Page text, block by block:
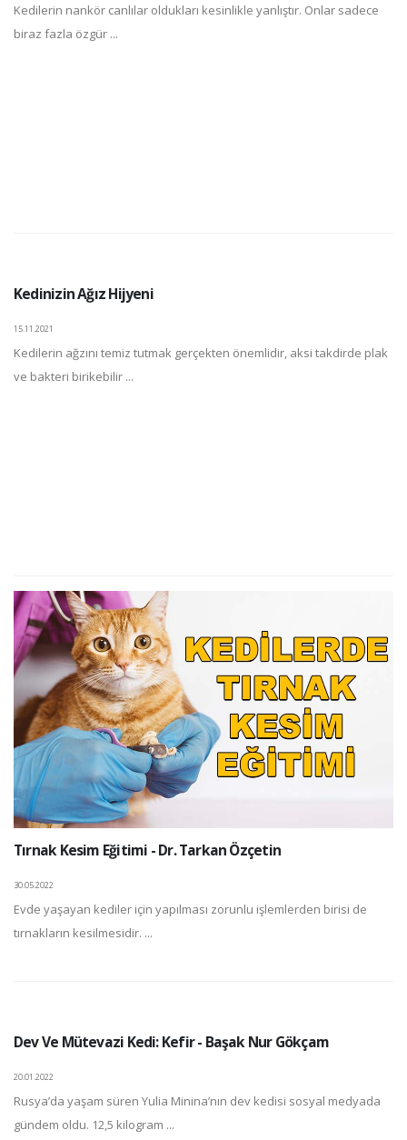
Kedilerin nankör canlılar oldukları kesinlikle yanlıştır. Onlar sadece
biraz fazla özgür ...
Kedinizin Ağız Hijyeni
15.11.2021
Kedilerin ağzını temiz tutmak gerçekten önemlidir, aksi takdirde plak
ve bakteri birikebilir ...
Tırnak Kesim Eğitimi - Dr. Tarkan Özçetin
30.05.2022
Evde yaşayan kediler için yapılması zorunlu işlemlerden birisi de
tırnakların kesilmesidir. ...
Dev Ve Mütevazi Kedi: Kefir - Başak Nur Gökçam
20.01.2022
Rusya’da yaşam süren Yulia Minina’nın dev kedisi sosyal medyada
gündem oldu. 12,5 kilogram ...